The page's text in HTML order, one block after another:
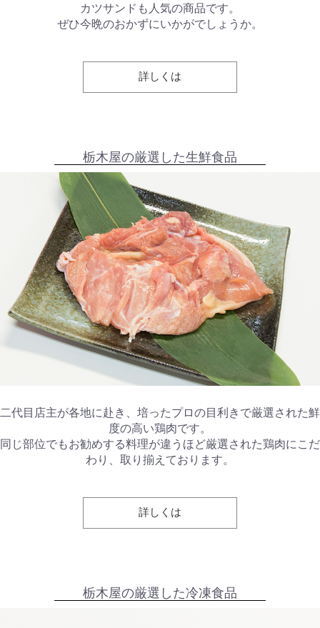
カツサンドも人気の商品です。
ぜひ今晩のおかずにいかがでしょうか。
詳しくは
栃木屋の厳選した生鮮食品
二代目店主が各地に赴き、培ったプロの目利きで厳選された鮮
度の高い鶏肉です。
同じ部位でもお勧めする料理が違うほど厳選された鶏肉にこだ
わり、取り揃えております。
詳しくは
栃木屋の厳選した冷凍食品